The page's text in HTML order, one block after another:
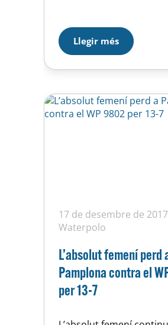
als homes d’en Gaby
i a la que és casa seva. Si
marxeu de vacances i
és una bona opció de
Llegir més
17 de desembre de 2017
Waterpolo
L’absolut femení perd
Pamplona contra el
per 13-7